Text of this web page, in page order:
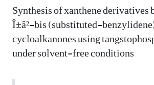
Synthesis of xanthene derivatives
Î±â²-bis (substituted-
cycloalkanones using
under solvent-free conditions